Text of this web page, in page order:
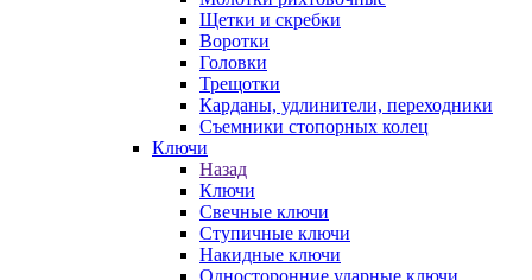
Щетки и скребки
Воротки
Головки
Трещотки
Карданы, удлинители, переходники
Съемники стопорных колец
Ключи
Назад
Ключи
Свечные ключи
Ступичные ключи
Накидные ключи
Односторонние ударные ключи